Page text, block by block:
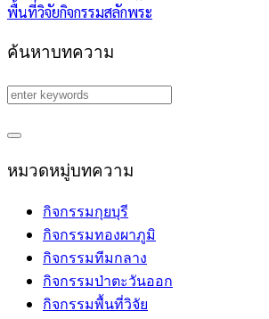
พื้นที่วิจัยกิจกรรมสลักพระ
ค้นหาบทความ
หมวดหมู่บทความ
กิจกรรมกุยบุรี
กิจกรรมทองผาภูมิ
กิจกรรมทีมกลาง
กิจกรรมป่าตะวันออก
กิจกรรมพื้นที่วิจัย